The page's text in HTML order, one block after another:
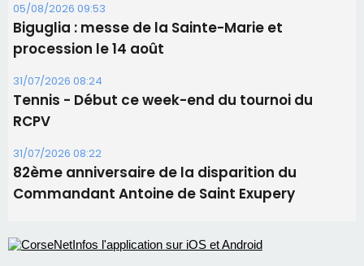
05/08/2026 09:53
Biguglia : messe de la Sainte-Marie et
procession le 14 août
31/07/2026 08:24
Tennis - Début ce week-end du tournoi du
RCPV
31/07/2026 08:22
82ème anniversaire de la disparition du
Commandant Antoine de Saint Exupery